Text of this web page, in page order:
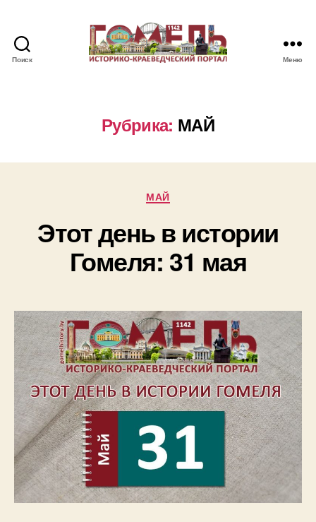
Поиск
даты
Гомеля
Меню
Рубрика: МАЙ
Рубрики
МАЙ
Этот день в истории
Гомеля: 31 мая